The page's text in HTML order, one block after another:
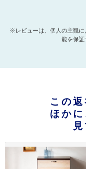
※レビューは、個人の主観に
能を保証
この
ほか